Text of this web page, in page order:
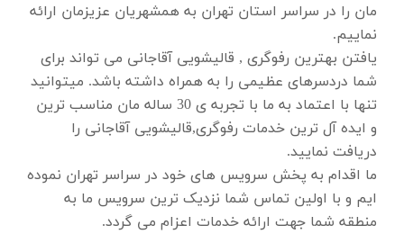
مان را در سراسر استان تهران به همشهریان عزیزمان ارائه
نماییم.
یافتن بهترین رفوگری , قالیشویی آقاجانی می تواند برای
شما دردسرهای عظیمی را به همراه داشته باشد. میتوانید
تنها با اعتماد به ما با تجربه ی 30 ساله مان مناسب ترین
و ایده آل ترین خدمات رفوگری,قالیشویی آقاجانی را
دریافت نمایید.
ما اقدام به پخش سرویس های خود در سراسر تهران نموده
ایم و با اولین تماس شما نزدیک ترین سرویس ما به
منطقه شما جهت ارائه خدمات اعزام می گردد.